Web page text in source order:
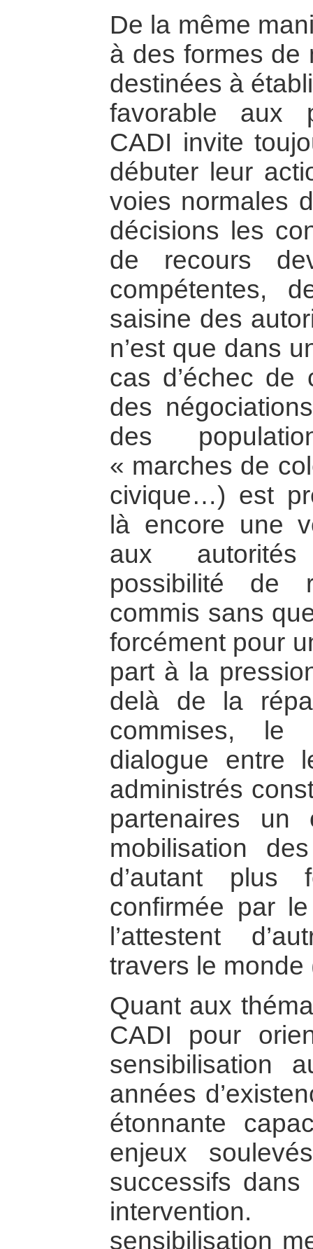
De la même
à des formes de
destinées à
favorable aux
CADI invite
débuter leur
voies normales
décisions les
de recours
compétentes,
saisine des
n’est que dans
cas d’échec de
des
des
« marches de
civique…) est
là encore une
aux
possibilité de
commis sans
forcément pour
part à la
delà de la
commises, le
dialogue entre
administrés
partenaires
mobilisation
d’autant plus
confirmée par
l’attestent
travers le monde
Quant aux
CADI pour
sensibilisation
années
étonnante
enjeux
successifs dans
sensibilisation